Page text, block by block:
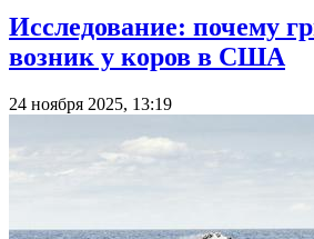
Исследование: почему
возник у коров в США
24 ноября 2025, 13:19